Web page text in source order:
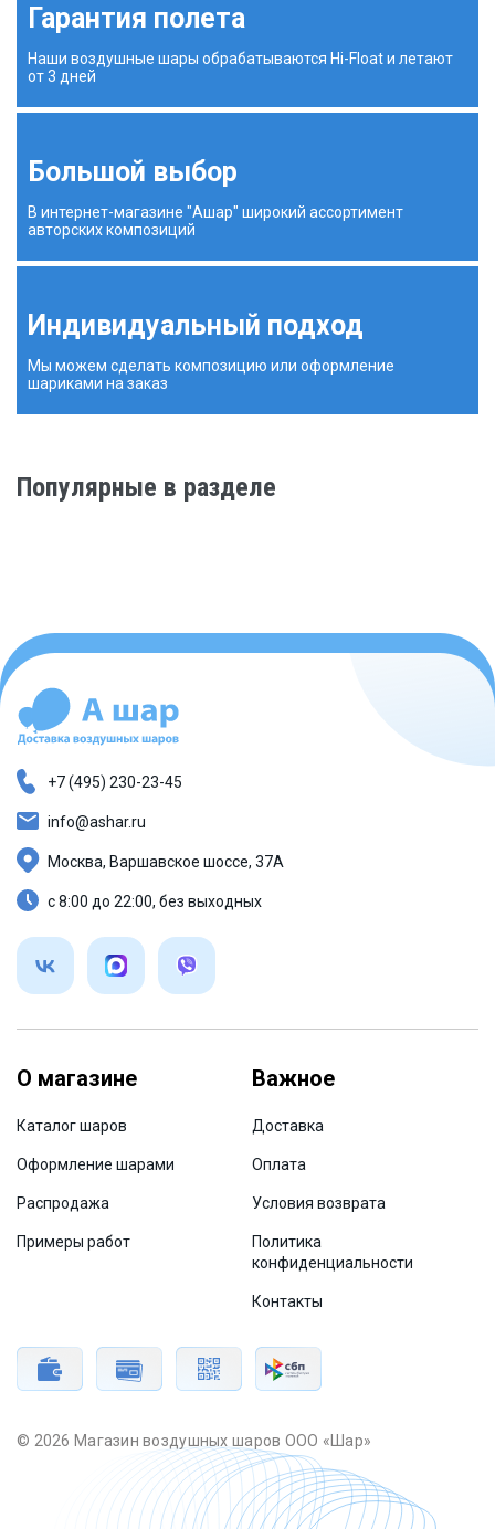
Гарантия полета
Наши воздушные шары обрабатываются Hi-Float и летают
от 3 дней
Большой выбор
В интернет-магазине "Ашар" широкий ассортимент
авторских композиций
Индивидуальный подход
Мы можем сделать композицию или оформление
шариками на заказ
Популярные в разделе
О магазине
Каталог шаров
Оформление шарами
Распродажа
Примеры работ
Важное
Доставка
Оплата
Условия возврата
Политика
конфиденциальности
Контакты
+7 (495) 230-23-45
info@ashar.ru
Москва, Варшавское шоссе, 37А
с 8:00 до 22:00, без выходных
© 2026 Магазин воздушных шаров ООО «Шар»